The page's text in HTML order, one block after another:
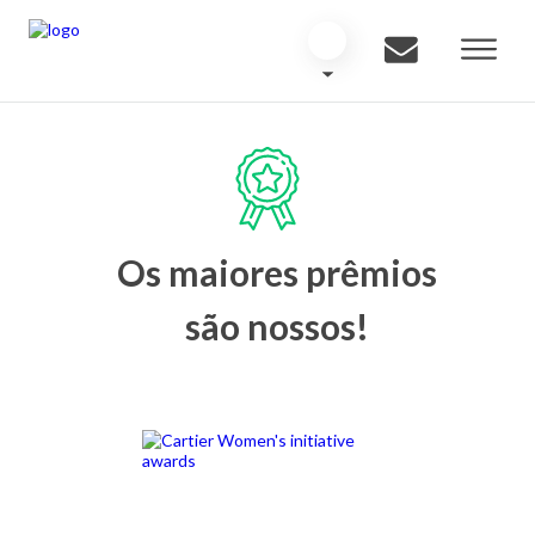
Os maiores prêmios
são nossos!